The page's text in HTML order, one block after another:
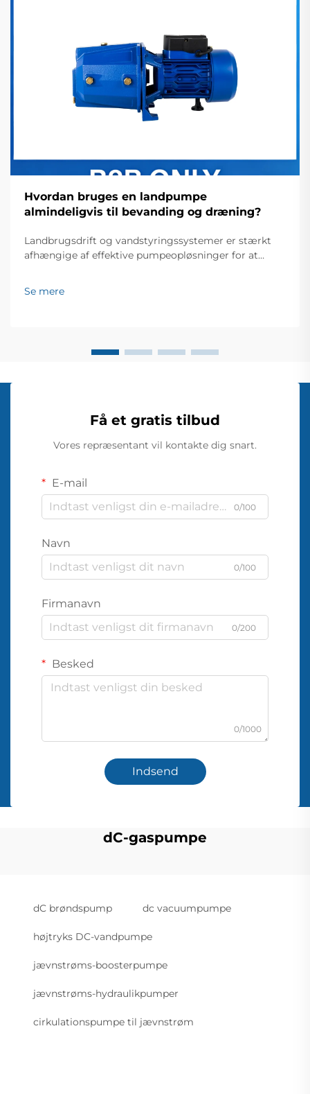
Hvordan bruges en landpumpe
almindeligvis til bevanding og dræning?
Landbrugsdrift og vandstyringssystemer er stærkt
afhængige af effektive pumpeopløsninger for at
som en kritisk komponent i moderne landbrug og
Se mere
Få et gratis tilbud
Vores repræsentant vil kontakte dig snart.
E-mail
0/100
Navn
0/100
Firmanavn
0/200
Besked
0/1000
Indsend
dC-gaspumpe
dC brøndspump dc vacuumpumpe
højtryks DC-vandpumpe
jævnstrøms-boosterpumpe
jævnstrøms-hydraulikpumper
cirkulationspumpe til jævnstrøm